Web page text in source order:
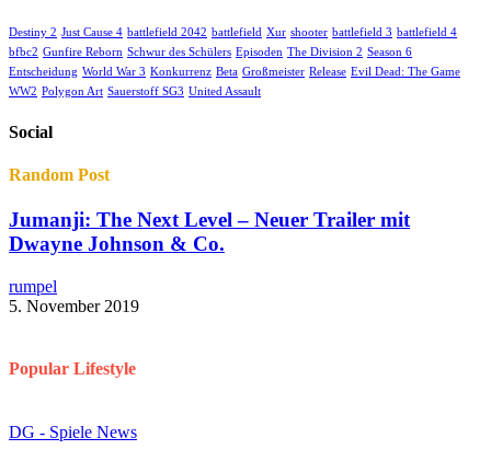
Destiny 2 Just Cause 4 battlefield 2042 battlefield Xur shooter battlefield 3 battlefield 4
bfbc2 Gunfire Reborn Schwur des Schülers Episoden The Division 2 Season 6
Entscheidung World War 3 Konkurrenz Beta Großmeister Release Evil Dead: The Game
WW2 Polygon Art Sauerstoff SG3 United Assault
Social
Random Post
Jumanji: The Next Level – Neuer Trailer mit
Dwayne Johnson & Co.
rumpel
5. November 2019
Popular Lifestyle
DG - Spiele News